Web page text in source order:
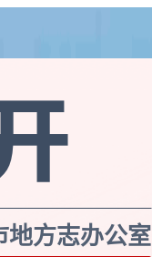
地方志办公室